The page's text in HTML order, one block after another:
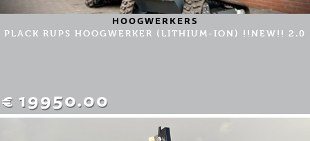
HOOGWERKERS
PLACK RUPS HOOGWERKER (LITHIUM-ION) !!NEW!! 2.0
€ 19950.00